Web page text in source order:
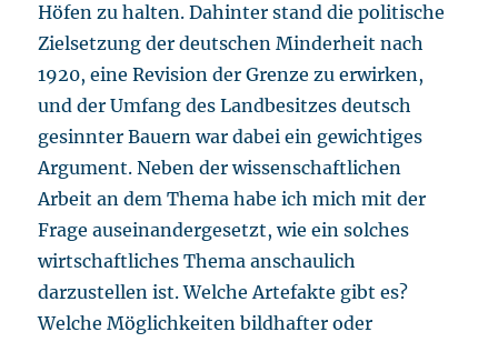
Höfen zu halten. Dahinter stand die politische
Zielsetzung der deutschen Minderheit nach
1920, eine Revision der Grenze zu erwirken,
und der Umfang des Landbesitzes deutsch
gesinnter Bauern war dabei ein gewichtiges
Argument. Neben der wissenschaftlichen
Arbeit an dem Thema habe ich mich mit der
Frage auseinandergesetzt, wie ein solches
wirtschaftliches Thema anschaulich
darzustellen ist. Welche Artefakte gibt es?
Welche Möglichkeiten bildhafter oder